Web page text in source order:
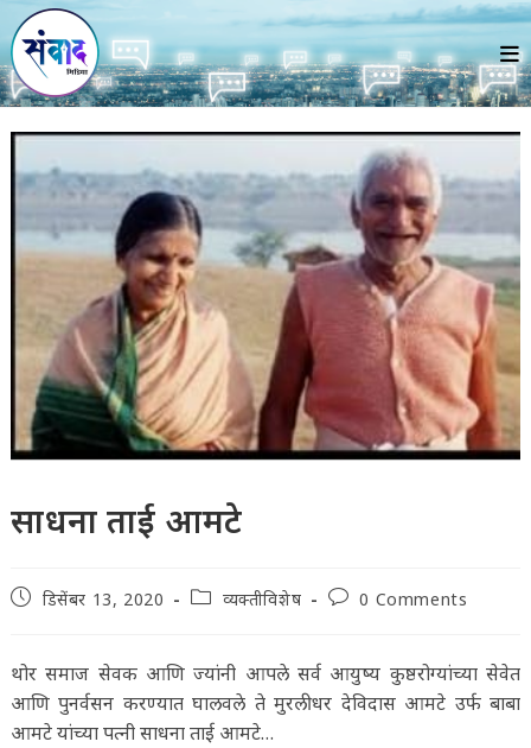
Skip
to
content
साधना ताई आमटे
Postडिसेंबर 13, 2020
Postव्यक्तीविशेष
Post0 Comments
थोर समाज सेवक आणि ज्यांनी आपले सर्व आयुष्य कुष्ठरोग्यांच्या सेवेत
आणि पुनर्वसन करण्यात घालवले ते मुरलीधर देविदास आमटे उर्फ बाबा
आमटे यांच्या पत्नी साधना ताई आमटे…